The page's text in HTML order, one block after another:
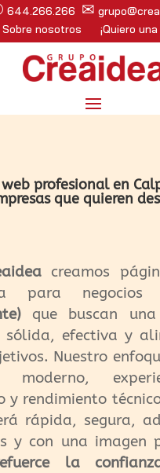
644.266.266 ✉
Sobre nosotros
¡Quiero
web profesional en
que quieren
creamos
para
que buscan una
efectiva y
Nuestro
moderno,
y rendimiento
rápida, segura,
y con una imagen
la